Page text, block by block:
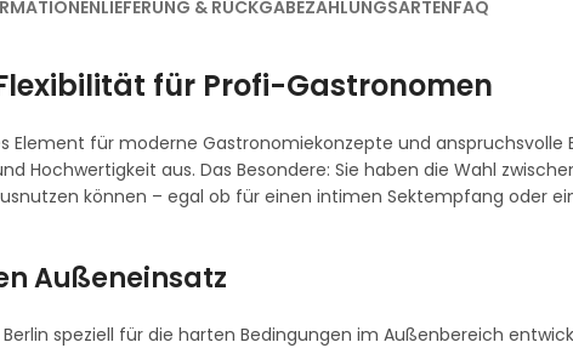
LIEFERUNG & RÜCKGABEZAHLUNGSARTENFAQ
für Profi-Gastronomen
Element für moderne Gastronomiekonzepte und anspruchsvolle
Hochwertigkeit aus. Das Besondere: Sie haben die Wahl
können – egal ob für einen intimen Sektempfang oder
Außeneinsatz
speziell für die harten Bedingungen im Außenbereich